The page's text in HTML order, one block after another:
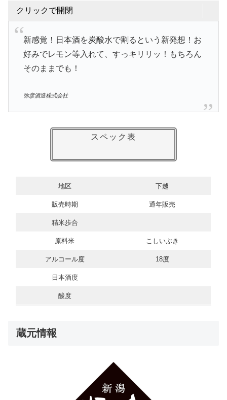
クリックで開閉
新感覚！日本酒を炭酸水で割るという新発想！お
好みでレモン等入れて、すっキリリッ！もちろん
そのままでも！
弥彦酒造株式会社
スペック表
地区 下越
販売時期 通年販売
精米歩合
原料米 こしいぶき
アルコール度 18度
日本酒度
酸度
蔵元情報